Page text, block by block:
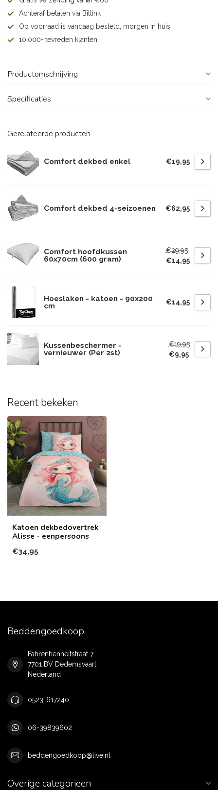
Achteraf betalen via Billink
Op voorraad is vandaag besteld, morgen in huis
10.000+ tevreden klanten
Productomschrijving
Specificaties
Gerelateerde producten
Comfort dekbed enkel €19,95
Comfort dekbed 4-seizoenen €62,95
Comfort hoofdkussen
60x70cm (600 gram)
€29,95
€14,95
Hoeslaken - katoen - 90x200
cm
€14,95
Kussenbeschermer -
vernieuwer (Per 2st)
€19,95
€9,95
Recent bekeken
Katoen dekbedovertrek
Alisse - eenpersoons
€34,95
Beddengoedkoop
Fahrenhenheitstraat 7
7701 BV Dedemsvaart
Nederland
0523-617240
06-39839602
beddengoedkoop@live.nl
Overige categorieën